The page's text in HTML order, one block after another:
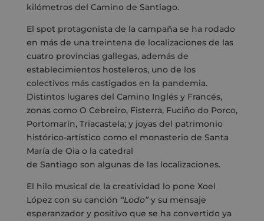
kilómetros del Camino de Santiago.
El spot protagonista de la campaña se ha rodado
en más de una treintena de localizaciones de las
cuatro provincias gallegas, además de
establecimientos hosteleros, uno de los
colectivos más castigados en la pandemia.
Distintos lugares del Camino Inglés y Francés,
zonas como O Cebreiro, Fisterra, Fuciño do Porco,
Portomarín, Triacastela; y joyas del patrimonio
histórico-artístico como el monasterio de Santa
María de Oia o la catedral
de Santiago son algunas de las localizaciones.
El hilo musical de la creatividad lo pone Xoel
López con su canción “Lodo”y su mensaje
esperanzador y positivo que se ha convertido ya